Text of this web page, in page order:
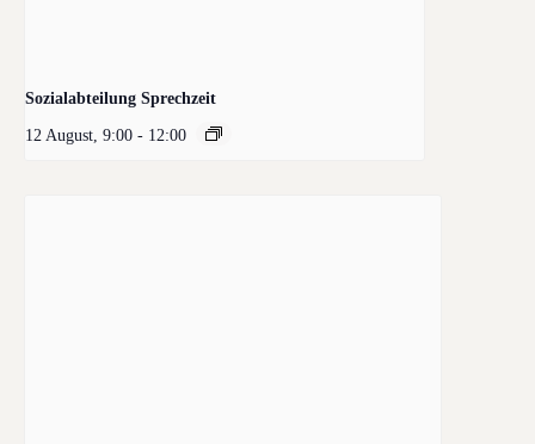
Sozialabteilung Sprechzeit
12 August, 9:00 - 12:00